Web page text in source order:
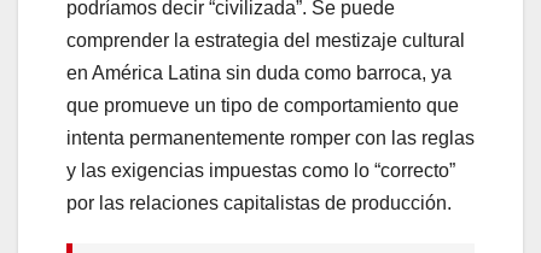
podríamos decir “civilizada”. Se puede
comprender la estrategia del mestizaje cultural
en América Latina sin duda como barroca, ya
que promueve un tipo de comportamiento que
intenta permanentemente romper con las reglas
y las exigencias impuestas como lo “correcto”
por las relaciones capitalistas de producción.